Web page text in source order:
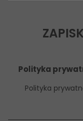
Polityka
Polityka